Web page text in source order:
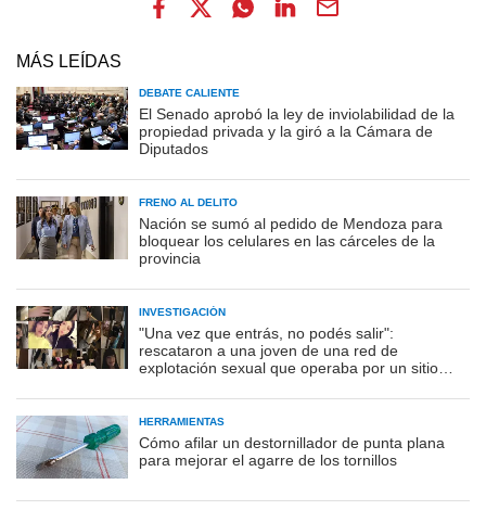
MÁS LEÍDAS
DEBATE CALIENTE
El Senado aprobó la ley de inviolabilidad de la
propiedad privada y la giró a la Cámara de
Diputados
FRENO AL DELITO
Nación se sumó al pedido de Mendoza para
bloquear los celulares en las cárceles de la
provincia
INVESTIGACIÓN
"Una vez que entrás, no podés salir":
rescataron a una joven de una red de
explotación sexual que operaba por un sitio
HERRAMIENTAS
Cómo afilar un destornillador de punta plana
para mejorar el agarre de los tornillos